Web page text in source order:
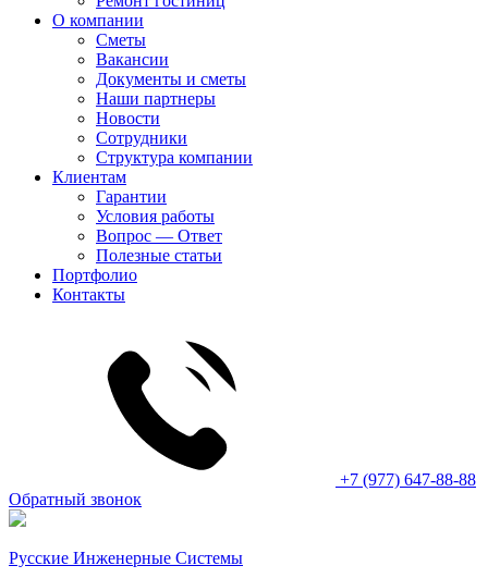
О компании
Сметы
Вакансии
Документы и сметы
Наши партнеры
Новости
Сотрудники
Структура компании
Клиентам
Гарантии
Условия работы
Вопрос — Ответ
Полезные статьи
Портфолио
Контакты
+7 (977) 647-88-88
Обратный звонок
Русские Инженерные Системы